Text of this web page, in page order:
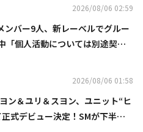
2026/08/06 02:59
ンバー9人、新レーベルでグルー
「個人活動については別途契約
2026/08/06 01:58
ン＆ユリ＆スヨン、ユニット“ヒ
式デビュー決定！SMが下半期